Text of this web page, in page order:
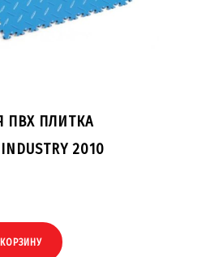
ПВХ ПЛИТКА
2010